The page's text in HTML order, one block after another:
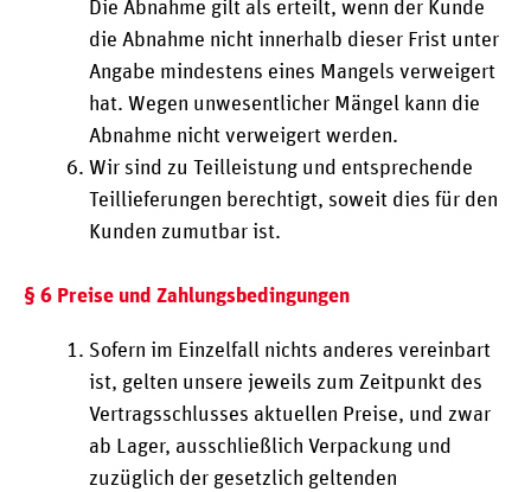
Die Abnahme gilt als erteilt, wenn der Kunde
die Abnahme nicht innerhalb dieser Frist unter
Angabe mindestens eines Mangels verweigert
hat. Wegen unwesentlicher Mängel kann die
Abnahme nicht verweigert werden.
Wir sind zu Teilleistung und entsprechende
Teillieferungen berechtigt, soweit dies für den
Kunden zumutbar ist.
§ 6 Preise und Zahlungsbedingungen
Sofern im Einzelfall nichts anderes vereinbart
ist, gelten unsere jeweils zum Zeitpunkt des
Vertragsschlusses aktuellen Preise, und zwar
ab Lager, ausschließlich Verpackung und
zuzüglich der gesetzlich geltenden